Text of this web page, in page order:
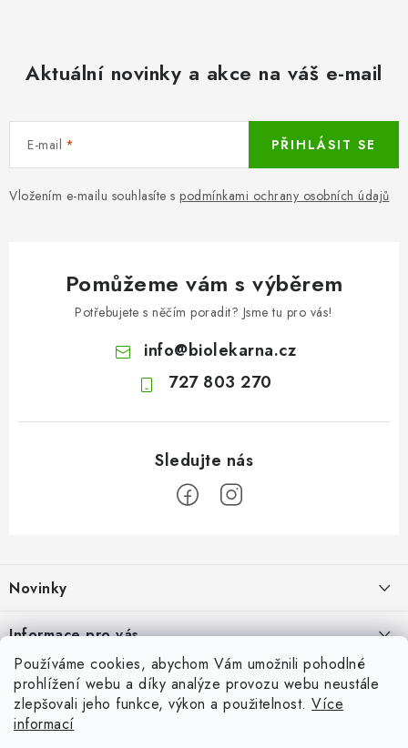
Používáme cookies, abychom Vám umožnili pohodlné
prohlížení webu a díky analýze provozu webu neustále
zlepšovali jeho funkce, výkon a použitelnost. Více
informací
Aktuální novinky a akce na váš e-mail
E-mail
Vložením e-mailu souhlasíte s podmínkami ochrany osobních údajů
PŘIHLÁSIT SE
Pomůžeme vám s výběrem
Potřebujete s něčím poradit? Jsme tu pro vás!
info@biolekarna.cz
727 803 270
p
a
t
Novinky
Olivový olej při zácpě: co ukazují klinické studie?
Jak na klidné trávení na cestách
4.8.2026
Informace pro vás
Odborný garant MUDr. Monika Klaudysová
Jak nakupovat
Přijímáme online platby
Oblíbené